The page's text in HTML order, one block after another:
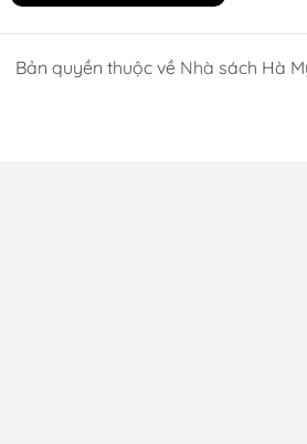
Bản quyền thuộc về Nhà sách Hà